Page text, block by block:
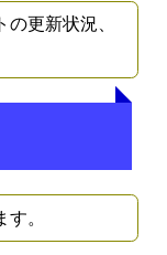
更新状況、
。